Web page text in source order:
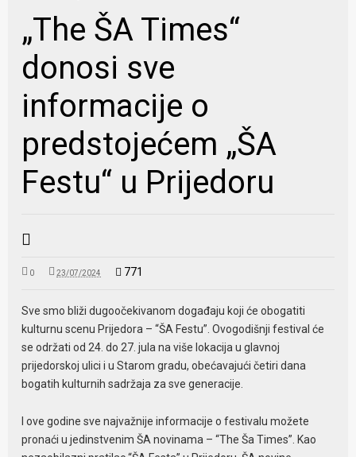
„The ŠA Times“
donosi sve
informacije o
predstojećem „ŠA
Festu“ u Prijedoru
0 23/07/2024 771
Sve smo bliži dugoočekivanom događaju koji će obogatiti
kulturnu scenu Prijedora – “ŠA Festu”. Ovogodišnji festival će
se održati od 24. do 27. jula na više lokacija u glavnoj
prijedorskoj ulici i u Starom gradu, obećavajući četiri dana
bogatih kulturnih sadržaja za sve generacije.
I ove godine sve najvažnije informacije o festivalu možete
pronaći u jedinstvenim ŠA novinama – “The Ša Times”. Kao